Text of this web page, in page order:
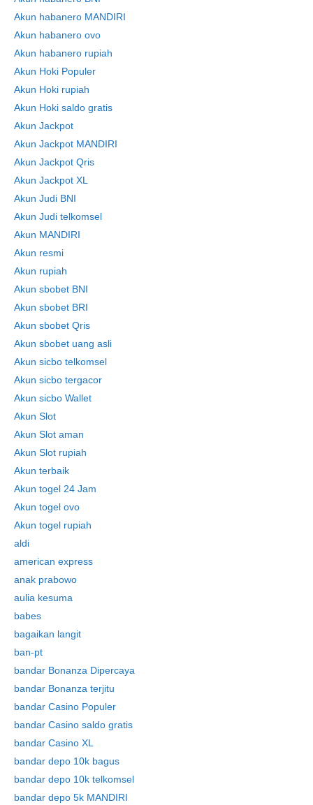
Akun habanero MANDIRI
Akun habanero ovo
Akun habanero rupiah
Akun Hoki Populer
Akun Hoki rupiah
Akun Hoki saldo gratis
Akun Jackpot
Akun Jackpot MANDIRI
Akun Jackpot Qris
Akun Jackpot XL
Akun Judi BNI
Akun Judi telkomsel
Akun MANDIRI
Akun resmi
Akun rupiah
Akun sbobet BNI
Akun sbobet BRI
Akun sbobet Qris
Akun sbobet uang asli
Akun sicbo telkomsel
Akun sicbo tergacor
Akun sicbo Wallet
Akun Slot
Akun Slot aman
Akun Slot rupiah
Akun terbaik
Akun togel 24 Jam
Akun togel ovo
Akun togel rupiah
aldi
american express
anak prabowo
aulia kesuma
babes
bagaikan langit
ban-pt
bandar Bonanza Dipercaya
bandar Bonanza terjitu
bandar Casino Populer
bandar Casino saldo gratis
bandar Casino XL
bandar depo 10k bagus
bandar depo 10k telkomsel
bandar depo 5k MANDIRI